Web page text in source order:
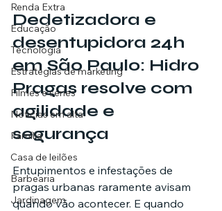
Renda Extra
Educação
Tecnologia
Estratégias de marketing
Filmes e séries
Noticias em alta
Família
Casa de leilões
Barbearia
Jardinagem
Dedetizadora e
desentupidora 24h
em São Paulo: Hidro
Pragas resolve com
agilidade e
segurança
Entupimentos e infestações de
pragas urbanas raramente avisam
quando vão acontecer. E quando